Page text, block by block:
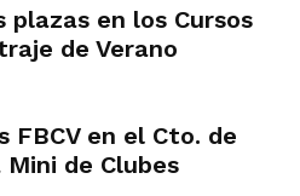
plazas en los Cursos
de Verano
FBCV en el Cto. de
Mini de Clubes